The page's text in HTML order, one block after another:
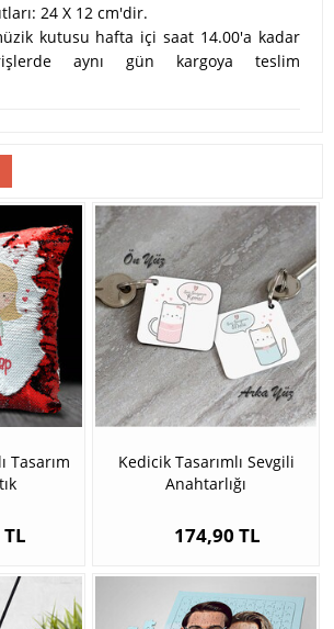
24 X 12 cm'dir.
kutusu hafta içi saat 14.00'a kadar
aynı gün kargoya teslim
Tasarım
Kedicik Tasarımlı Sevgili
Anahtarlığı
174,90 TL